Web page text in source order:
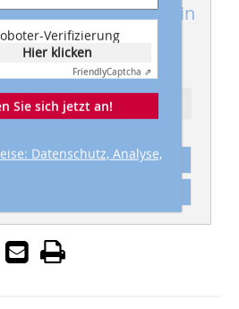
Artikel erschien in
Ressort: PANORAMA
Abonnement
Verifizierung
Hier klicken
FriendlyCaptcha ⇗
Sie sich jetzt an!
Datenschutz, Analyse,